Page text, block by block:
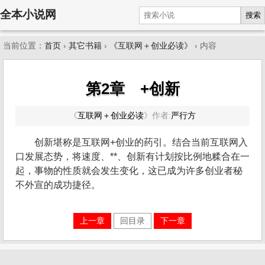
全本小说网 搜索
当前位置： 首页 › 其它书籍 › 《互联网＋创业必读》 › 内容
第2章 +创新
《互联网＋创业必读》 作者:严行方
创新堪称是互联网+创业的药引。结合当前互联网入
口发展态势，将速度、**、创新有计划按比例地糅合在一
起，事物的性质就会发生变化，这已成为许多创业者秘
不外宣的成功捷径。
上一章 回目录 下一章